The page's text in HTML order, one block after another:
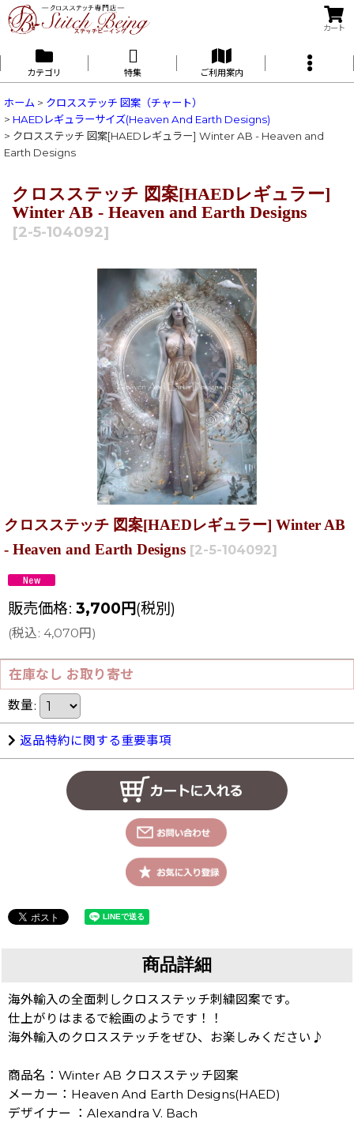
カート
カテゴリ 特集 ご利用案内
ホーム > クロスステッチ 図案（チャート）
> HAEDレギュラーサイズ(Heaven And Earth Designs)
> クロスステッチ 図案[HAEDレギュラー] Winter AB - Heaven and
Earth Designs
クロスステッチ 図案[HAEDレギュラー]
Winter AB - Heaven and Earth Designs
[2-5-104092]
クロスステッチ 図案[HAEDレギュラー] Winter AB
- Heaven and Earth Designs [2-5-104092]
販売価格: 3,700 円(税別)
(税込: 4,070円 )
在庫なし お取り寄せ
数量:
返品特約に関する重要事項
商品詳細
海外輸入の全面刺しクロスステッチ刺繍図案です。
仕上がりはまるで絵画のようです！！
海外輸入のクロスステッチをぜひ、お楽しみください♪
商品名：Winter AB クロスステッチ図案
メーカー：Heaven And Earth Designs(HAED)
デザイナー ：Alexandra V. Bach